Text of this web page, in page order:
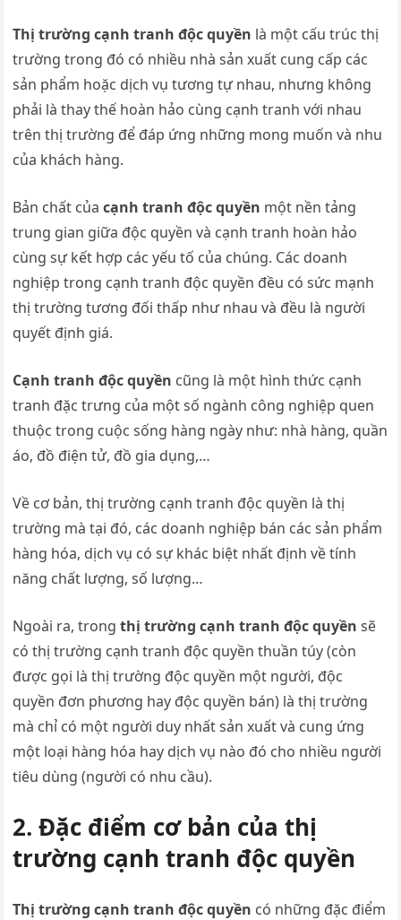
Thị trường cạnh tranh độc quyền là một cấu trúc thị
trường trong đó có nhiều nhà sản xuất cung cấp các
sản phẩm hoặc dịch vụ tương tự nhau, nhưng không
phải là thay thế hoàn hảo cùng cạnh tranh với nhau
trên thị trường để đáp ứng những mong muốn và nhu
của khách hàng.
Bản chất củacạnh tranh độc quyền một nền tảng
trung gian giữa độc quyền và cạnh tranh hoàn hảo
cùng sự kết hợp các yếu tố của chúng. Các doanh
nghiệp trong cạnh tranh độc quyền đều có sức mạnh
thị trường tương đối thấp như nhau và đều là người
quyết định giá.
Cạnh tranh độc quyền cũng là một hình thức cạnh
tranh đặc trưng của một số ngành công nghiệp quen
thuộc trong cuộc sống hàng ngày như: nhà hàng, quần
áo, đồ điện tử, đồ gia dụng,…
Về cơ bản, thị trường cạnh tranh độc quyền là thị
trường mà tại đó, các doanh nghiệp bán các sản phẩm
hàng hóa, dịch vụ có sự khác biệt nhất định về tính
năng chất lượng, số lượng…
Ngoài ra, trongthị trường cạnh tranh độc quyền sẽ
có thị trường cạnh tranh độc quyền thuần túy (còn
được gọi là thị trường độc quyền một người, độc
quyền đơn phương hay độc quyền bán) là thị trường
mà chỉ có một người duy nhất sản xuất và cung ứng
một loại hàng hóa hay dịch vụ nào đó cho nhiều người
tiêu dùng (người có nhu cầu).
2. Đặc điểm cơ bản của thị
trường cạnh tranh độc quyền
Thị trường cạnh tranh độc quyền có những đặc điểm